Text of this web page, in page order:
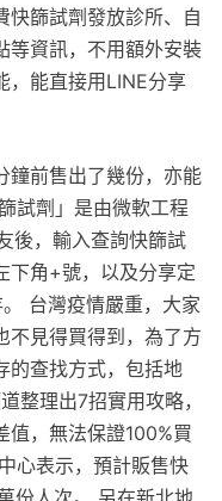
快篩試劑發放診所、自
等資訊，不用額外安裝
，能直接用LINE分享
鐘前售出了幾份，亦能
試劑」是由微軟工程
後，輸入查詢快篩試
下角+號，以及分享定
台灣疫情嚴重，大家
不見得買得到，為了方
的查找方式，包括地
整理出7招實用攻略，
值，無法保證100%買
心表示，預計販售快